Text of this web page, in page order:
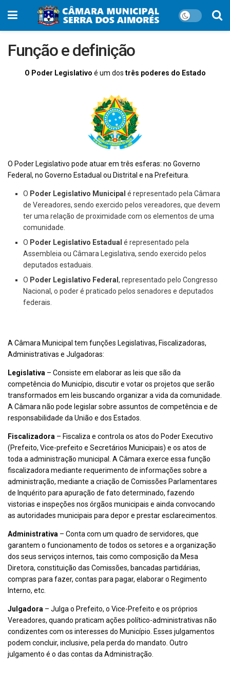
Função e definição
O Poder Legislativo é um dos três poderes do Estado
O Poder Legislativo pode atuar em três esferas: no Governo
Federal, no Governo Estadual ou Distrital e na Prefeitura.
O Poder Legislativo Municipal é representado pela Câmara
de Vereadores, sendo exercido pelos vereadores, que devem
ter uma relação de proximidade com os elementos de uma
comunidade.
O Poder Legislativo Estadual é representado pela
Assembleia ou Câmara Legislativa, sendo exercido pelos
deputados estaduais.
O Poder Legislativo Federal , representado pelo Congresso
Nacional, o poder é praticado pelos senadores e deputados
federais.
A Câmara Municipal tem funções Legislativas, Fiscalizadoras,
Administrativas e Julgadoras:
Legislativa – Consiste em elaborar as leis que são da
competência do Município, discutir e votar os projetos que serão
transformados em leis buscando organizar a vida da comunidade.
A Câmara não pode legislar sobre assuntos de competência e de
responsabilidade da União e dos Estados.
Fiscalizadora – Fiscaliza e controla os atos do Poder Executivo
(Prefeito, Vice-prefeito e Secretários Municipais) e os atos de
toda a administração municipal. A Câmara exerce essa função
fiscalizadora mediante requerimento de informações sobre a
administração, mediante a criação de Comissões Parlamentares
de Inquérito para apuração de fato determinado, fazendo
vistorias e inspeções nos órgãos municipais e ainda convocando
as autoridades municipais para depor e prestar esclarecimentos.
Administrativa – Conta com um quadro de servidores, que
garantem o funcionamento de todos os setores e a organização
dos seus serviços internos, tais como composição da Mesa
Diretora, constituição das Comissões, bancadas partidárias,
compras para fazer, contas para pagar, elaborar o Regimento
Interno, etc.
Julgadora – Julga o Prefeito, o Vice-Prefeito e os próprios
Vereadores, quando praticam ações político-administrativas não
condizentes com os interesses do Município. Esses julgamentos
podem concluir, inclusive, pela perda do mandato. Outro
julgamento é o das contas da Administração.